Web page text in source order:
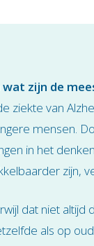
zijn de
ziekte van
mensen.
in het
zijn,
dat niet
als op